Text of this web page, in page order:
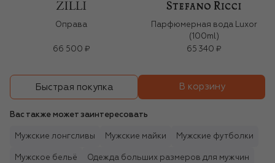
Оправа
66 500 ₽
Парфюмерная вода Luxor
(100ml)
65 340 ₽
Быстрая покупка В корзину
Вас также может заинтересовать
Мужские лонгсливы Мужские майки Мужские футболки
Мужское бельё Одежда больших размеров для мужчин